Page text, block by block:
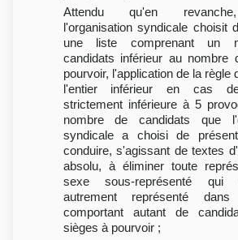
Attendu qu'en
l'organisation syndicale choisit
une liste comprenant un
candidats inférieur au nombre
pourvoir, l'application de la règle
l'entier inférieur en cas
strictement inférieure à 5
nombre de candidats que
syndicale a choisi de
conduire, s'agissant de textes
absolu, à éliminer toute
sexe sous-représenté qui
autrement représenté
comportant autant de
sièges à pourvoir ;